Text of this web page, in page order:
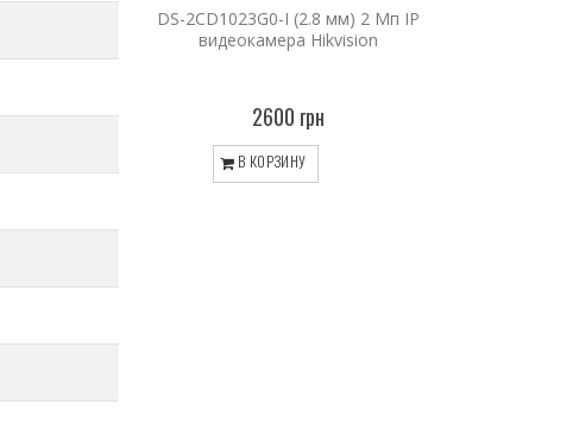
DS-2CD1023G0-I (2.8 мм) 2 Мп IP
видеокамера Hikvision
2600 грн
В КОРЗИНУ